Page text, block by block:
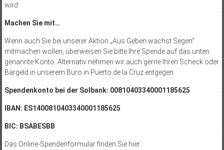
wird.
Machen Sie mit…
Wenn auch Sie bei unserer Aktion „Aus Geben wächst Segen“
mitmachen wollen, überweisen Sie bitte Ihre Spende auf das unten
genannte Konto. Alternativ nehmen wir auch gerne Ihren Scheck oder
Bargeld in unserem Büro in Puerto de la Cruz entgegen.
Spendenkonto bei der Solbank: 00810403340001185625
IBAN: ES1400810403340001185625
BIC: BSABESBB
Das Online-Spendenformular finden Sie hier: